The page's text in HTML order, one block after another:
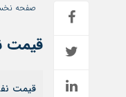
هوش مصنوعی
صفحه
قیمت نفت
قیمت